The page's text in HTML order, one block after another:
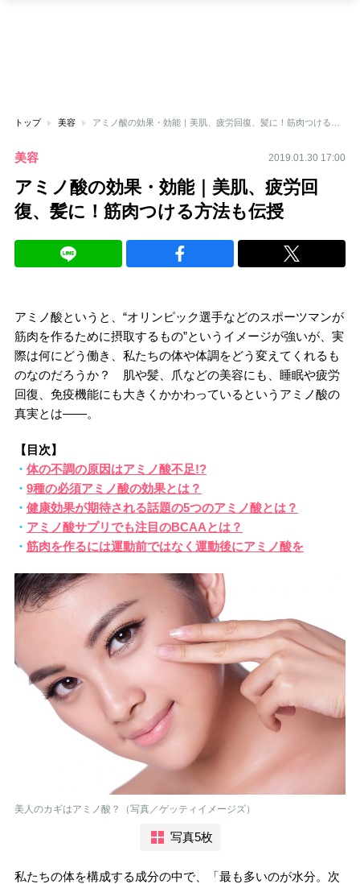
トップ 美容
美容 2019.01.30 17:00
アミノ酸の効果・効能｜美肌、疲労回
復、髪に！筋肉つける方法も伝授
アミノ酸というと、“オリンピック選手などのスポーツマンが
筋肉を作るために摂取するもの”というイメージが強いが、実
際は何にどう働き、私たちの体や体調をどう変えてくれるも
のなのだろうか？ 肌や髪、爪などの美容にも、睡眠や疲労
回復、免疫機能にも大きくかかわっているというアミノ酸の
真実とは――。
【目次】
・ 体の不調の原因はアミノ酸不足!?
・ 9種の必須アミノ酸の効果とは？
・ 健康効果が期待される話題の5つのアミノ酸とは？
・ アミノ酸サプリでも注目のBCAAとは？
・ 筋肉を作るには運動前ではなく運動後にアミノ酸を
美人のカギはアミノ酸？（写真／ゲッティイメージズ）
写真5枚
私たちの体を構成する成分の中で、「最も多いのが水分。次